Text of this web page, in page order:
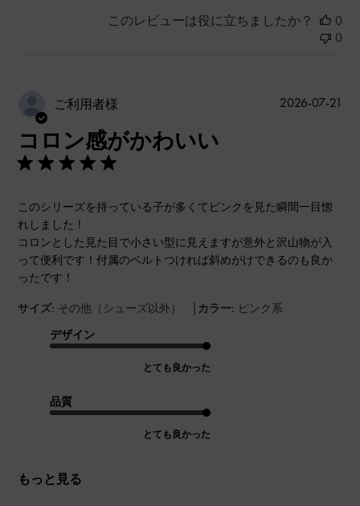
このレビューは役に立ちましたか？
0
0
ご利用者様
コロン感がかわいい
このシリーズを持っている子が多くてピンクを見た瞬間一目惚
れしました！
コロンとした見た目で小さい型に見えますが意外と沢山物が入
って便利です！付属のベルトつければ斜めがけできるのも良か
ったです！
サイズ: その他（シューズ以外） | カラー: ピンク系
デザイン
とても良かった
品質
とても良かった
もっと見る
2026-07-21